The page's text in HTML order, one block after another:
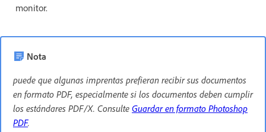
monitor.
Nota
puede que algunas imprentas prefieran recibir sus documentos
en formato PDF, especialmente si los documentos deben cumplir
los estándares PDF/X. Consulte Guardar en formato Photoshop
PDF.